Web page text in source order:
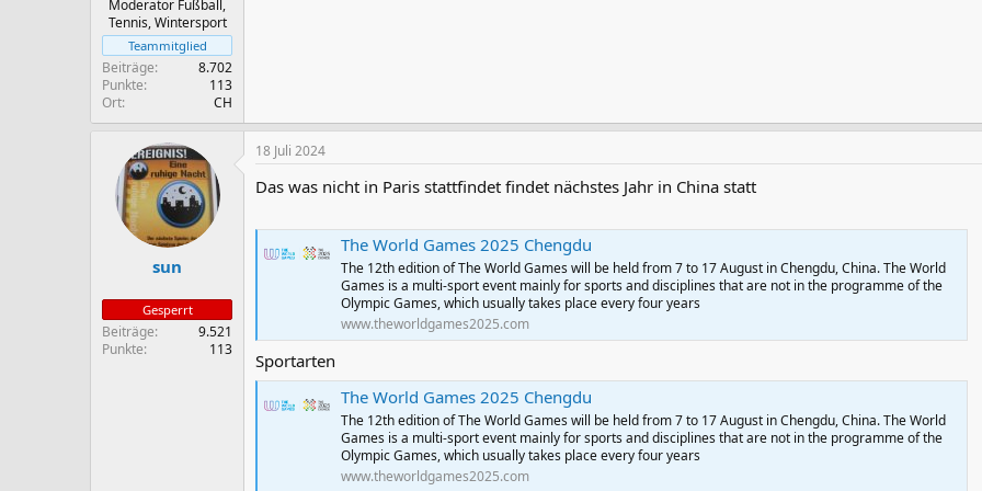
Moderator Fußball,
Tennis, Wintersport
Teammitglied
Beiträge
8.702
Punkte
113
Ort
CH
sun
Gesperrt
Beiträge
9.521
Punkte
113
18 Juli 2024
Das was nicht in Paris stattfindet findet nächstes Jahr in China statt
The World Games 2025 Chengdu
The 12th edition of The World Games will be held from 7 to 17 August in Chengdu, China. The World
Games is a multi-sport event mainly for sports and disciplines that are not in the programme of the
Olympic Games, which usually takes place every four years
www.theworldgames2025.com
Sportarten
The World Games 2025 Chengdu
The 12th edition of The World Games will be held from 7 to 17 August in Chengdu, China. The World
Games is a multi-sport event mainly for sports and disciplines that are not in the programme of the
Olympic Games, which usually takes place every four years
www.theworldgames2025.com